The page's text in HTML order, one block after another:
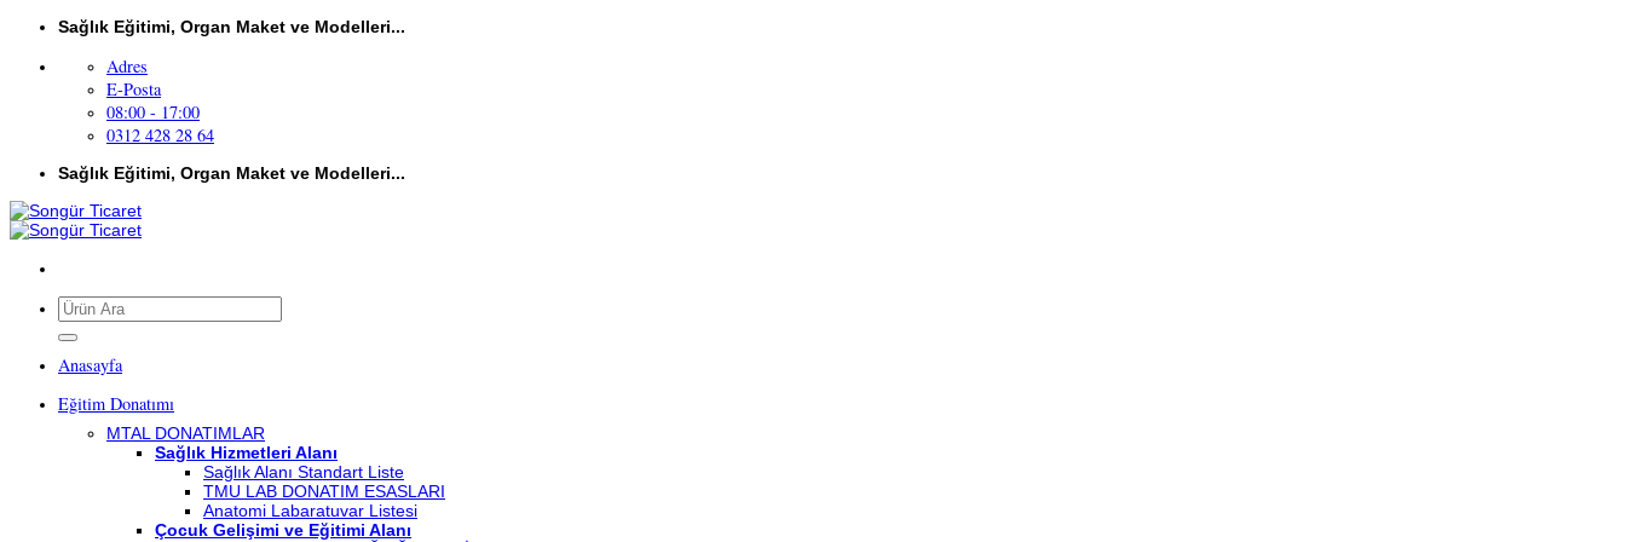
İçeriğeSağlık Eğitimi, Organ Maket ve Modelleri...
Adres
E-Posta
08:00 - 17:00
0312 428 28 64
Sağlık Eğitimi, Organ Maket ve Modelleri...
Ara:
Anasayfa
Eğitim Donatımı
MTAL DONATIMLAR
Sağlık Hizmetleri Alanı
Sağlık Alanı Standart Liste
TMU LAB DONATIM ESASLARI
Anatomi Labaratuvar Listesi
Çocuk Gelişimi ve Eğitimi Alanı